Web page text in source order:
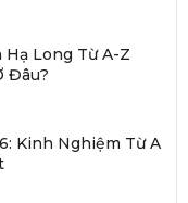
Long Từ A-Z
Đâu?
Kinh Nghiệm Từ A